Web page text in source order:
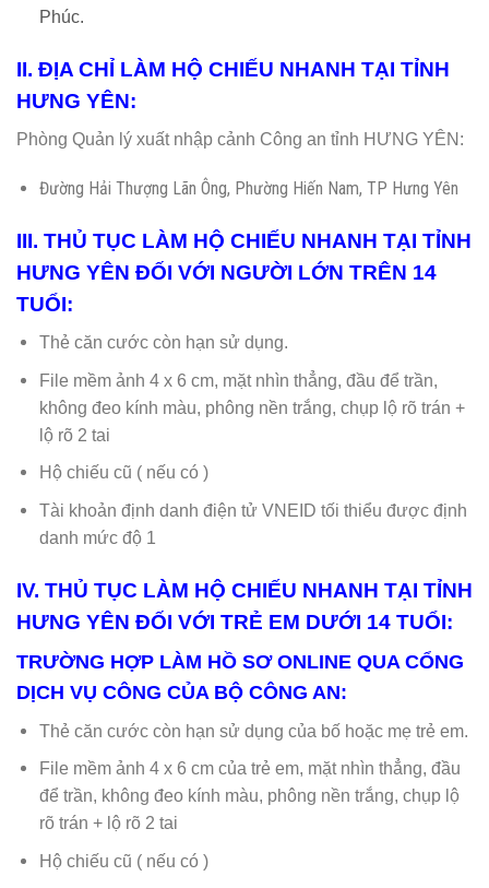
Phúc.
II. ĐỊA CHỈ LÀM HỘ CHIẾU NHANH TẠI TỈNH
HƯNG YÊN:
Phòng Quản lý xuất nhập cảnh Công an tỉnh HƯNG YÊN:
Đường Hải Thượng Lãn Ông, Phường Hiến Nam, TP Hưng Yên
III. THỦ TỤC LÀM HỘ CHIẾU NHANH TẠI TỈNH
HƯNG YÊN ĐỐI VỚI NGƯỜI LỚN TRÊN 14
TUỔI:
Thẻ căn cước còn hạn sử dụng.
File mềm ảnh 4 x 6 cm, mặt nhìn thẳng, đầu để trần,
không đeo kính màu, phông nền trắng, chụp lộ rõ trán +
lộ rõ 2 tai
Hộ chiếu cũ ( nếu có )
Tài khoản định danh điện tử VNEID tối thiểu được định
danh mức độ 1
IV. THỦ TỤC LÀM HỘ CHIẾU NHANH TẠI TỈNH
HƯNG YÊN ĐỐI VỚI TRẺ EM DƯỚI 14 TUỔI:
TRƯỜNG HỢP LÀM HỒ SƠ ONLINE QUA CỔNG
DỊCH VỤ CÔNG CỦA BỘ CÔNG AN:
Thẻ căn cước còn hạn sử dụng của bố hoặc mẹ trẻ em.
File mềm ảnh 4 x 6 cm của trẻ em, mặt nhìn thẳng, đầu
để trần, không đeo kính màu, phông nền trắng, chụp lộ
rõ trán + lộ rõ 2 tai
Hộ chiếu cũ ( nếu có )